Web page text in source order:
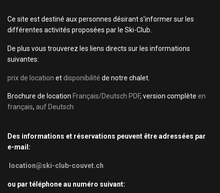
Ce site est destiné aux personnes désirant s'informer sur les
différentes activités proposées par le Ski-Club.
De plus vous trouverez les liens directs sur les informations
suivantes:
prix de location et disponibilité de notre chalet.
Brochure de location Français/Deutsch PDF, version complète en
français, auf Deutsch
Des informations et réservations peuvent être adressées par
e-mail:
location@ski-club-couvet.ch
ou par téléphone au numéro suivant: